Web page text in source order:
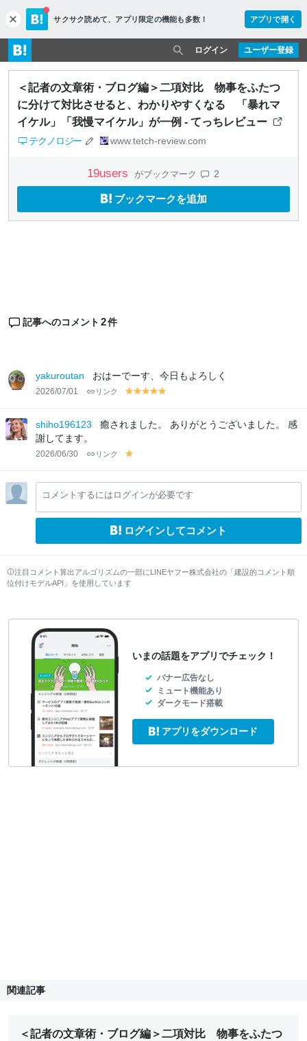
c
l
o
s
e
サクサク読めて、 アプリ限定の機能も多数！ アプリで開く
ユーザー登録
ログイン
＜記者の文章術・ブログ編＞二項対比 物事をふたつ
に分けて対比させると、わかりやすくなる 「暴れマ
イケル」「我慢マイケル」が一例 - てっちレビュー
テクノロジー www.tetch-review.com
19users がブックマーク 2
ブックマークを追加
記事へのコメント 2件
yakuroutan おはーでーす、今日もよろしく
2026/07/01 リンク
y
lo
y
lo
y
lo
y
lo
shiho196123
癒されました。 ありがとうございました。 感
謝してます。
2026/06/30 リンク
lo
w
コメントするにはログインが必要です
ログインしてコメント
注目コメント算出アルゴリズムの一部にLINEヤフー株式会社の「建設的コメント順
位付けモデルAPI」を使用しています
いまの話題をアプリでチェック！
バナー広告なし
ミュート機能あり
ダークモード搭載
アプリをダウンロード
関連記事
＜記者の文章術・ブログ編＞二項対比 物事をふたつ